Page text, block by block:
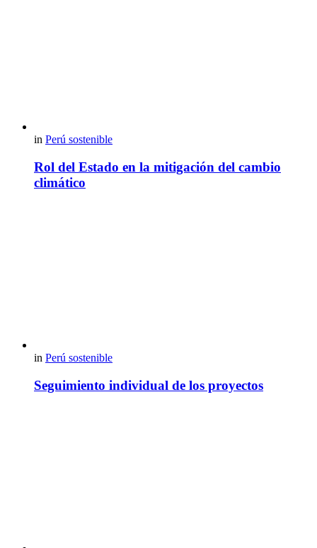
in Perú sostenible
Rol del Estado en la mitigación del cambio
climático
in Perú sostenible
Seguimiento individual de los proyectos